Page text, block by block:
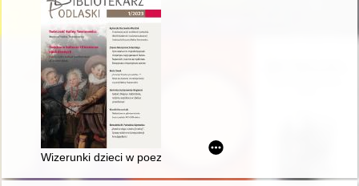
Wizerunki dzieci w poezji funeralnej Wacława Potockiego =